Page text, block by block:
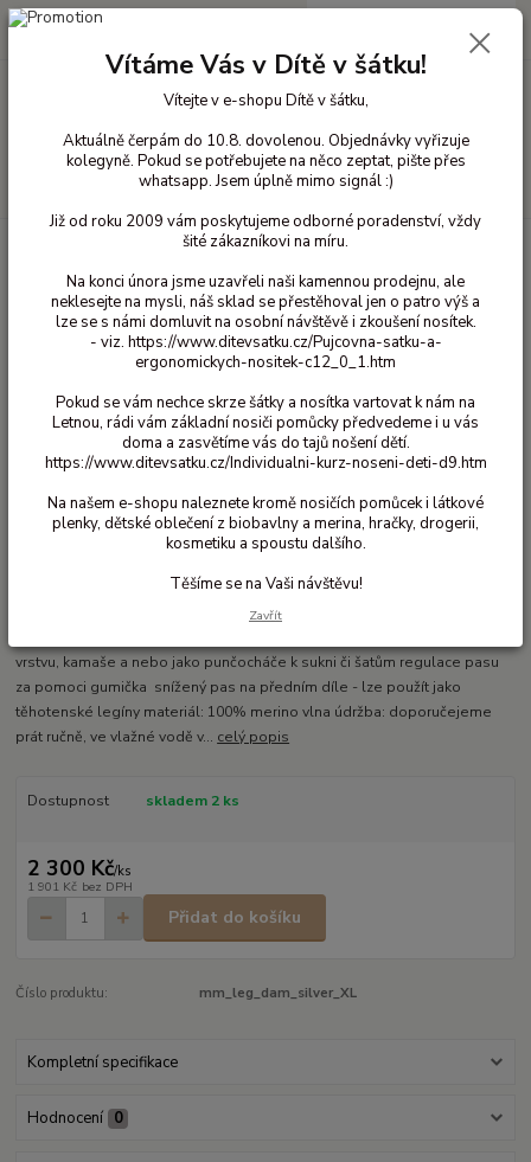
+420 603 818 836
0 Kč
Merino legíny Manymonths
Manymonths dámské
Manymonths dámské legíny -
Silver Cloud XL
vrstvu, kamaše a nebo jako punčocháče k sukni či šatům regulace pasu
za pomoci gumička snížený pas na předním díle - lze použít jako
těhotenské legíny materiál: 100% merino vlna údržba: doporučejeme
prát ručně, ve vlažné vodě v... celý popis
Dostupnost skladem 2 ks
2 300 Kč/ks
1 901 Kč bez DPH
Přidat do košíku
Číslo produktu: mm_leg_dam_silver_XL
Kompletní specifikace
Hodnocení 0
Vítáme Vás v Dítě v šátku!
Vítejte v e-shopu Dítě v šátku,
Aktuálně čerpám do 10.8. dovolenou. Objednávky vyřizuje
kolegyně. Pokud se potřebujete na něco zeptat, pište přes
whatsapp. Jsem úplně mimo signál :)
Již od roku 2009 vám poskytujeme odborné poradenství, vždy
šité zákazníkovi na míru.
Na konci února jsme uzavřeli naši kamennou prodejnu, ale
neklesejte na mysli, náš sklad se přestěhoval jen o patro výš a
lze se s námi domluvit na osobní návštěvě i zkoušení nosítek.
- viz. https://www.ditevsatku.cz/Pujcovna-satku-a-
ergonomickych-nositek-c12_0_1.htm
Pokud se vám nechce skrze šátky a nosítka vartovat k nám na
Letnou, rádi vám základní nosiči pomůcky předvedeme i u vás
doma a zasvětíme vás do tajů nošení dětí.
https://www.ditevsatku.cz/Individualni-kurz-noseni-deti-d9.htm
Na našem e-shopu naleznete kromě nosičích pomůcek i látkové
plenky, dětské oblečení z biobavlny a merina, hračky, drogerii,
kosmetiku a spoustu dalšího.
Těšíme se na Vaši návštěvu!
Zavřít